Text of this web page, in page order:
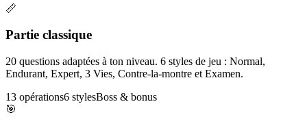
📏
Partie classique
20 questions adaptées à ton niveau. 6 styles de jeu : Normal,
Endurant, Expert, 3 Vies, Contre-la-montre et Examen.
13 opérations6 stylesBoss & bonus
🎯